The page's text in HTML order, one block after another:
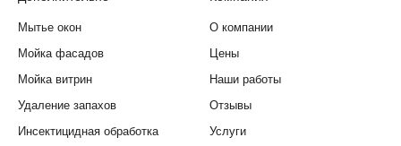
Мытье окон
Мойка фасадов
Мойка витрин
Удаление запахов
Инсектицидная обработка
О компании
Цены
Наши работы
Отзывы
Услуги